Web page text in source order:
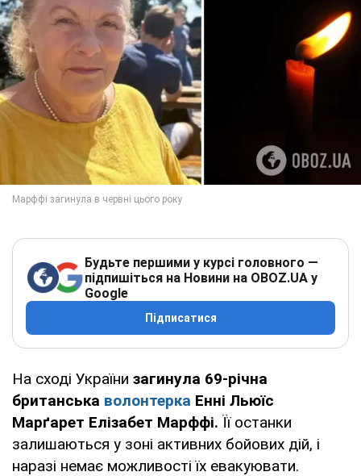
Будьте першими у курсі головного —
підпишіться на Новини на OBOZ.UA у
Google
Підписатися
На сході України загинула 69-річна
британська волонтерка Енні Льюїс
Марґарет Елізабет Марффі. Її останки
залишаються у зоні активних бойових дій, і
наразі немає можливості їх евакуювати.